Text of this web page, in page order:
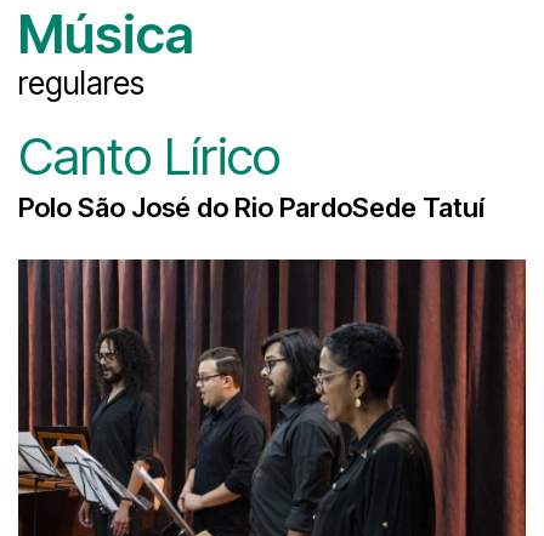
Música
regulares
Canto Lírico
Polo São José do Rio PardoSede Tatuí